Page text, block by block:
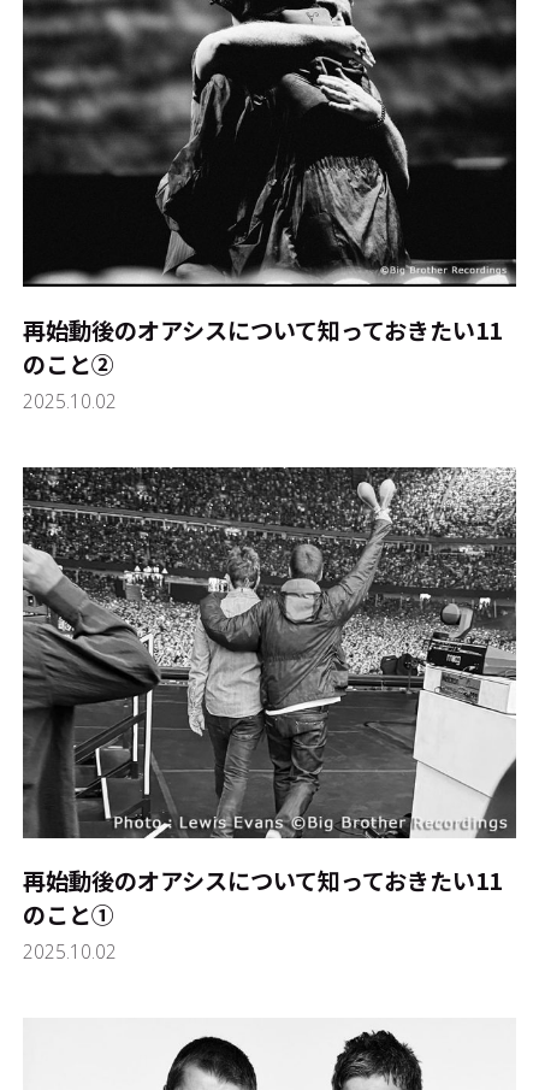
再始動後のオアシスについて知っておきたい11
のこと②
2025.10.02
再始動後のオアシスについて知っておきたい11
のこと①
2025.10.02